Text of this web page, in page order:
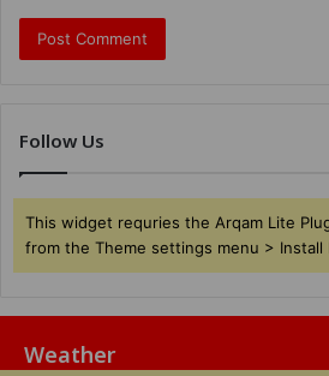
Follow Us
This widget requries the Arqam Lite
from the Theme settings menu > Install
Weather